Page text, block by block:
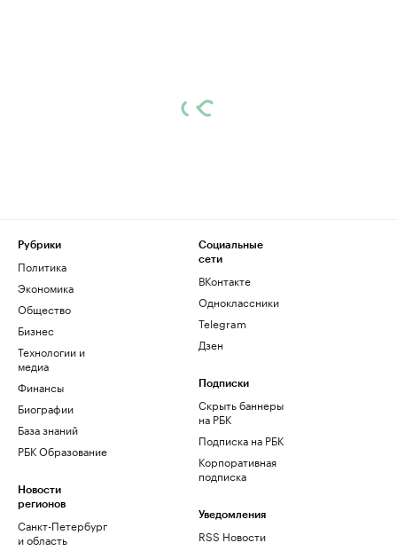
Рубрики
Политика
Экономика
Общество
Бизнес
Технологии и
медиа
Финансы
Биографии
База знаний
РБК Образование
Новости
регионов
Санкт-Петербург
и область
Социальные
сети
ВКонтакте
Одноклассники
Telegram
Дзен
Подписки
Скрыть баннеры
на РБК
Подписка на РБК
Корпоративная
подписка
Уведомления
RSS Новости